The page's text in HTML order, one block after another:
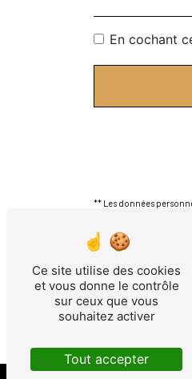
En cochant
** Les données
répondre à votre
rectification,
sort de vos données
d'identité pourra vous
droit de vous inscrire
Ce site utilise des cookies
et vous donne le contrôle
sur ceux que vous
souhaitez activer
Tout accepter